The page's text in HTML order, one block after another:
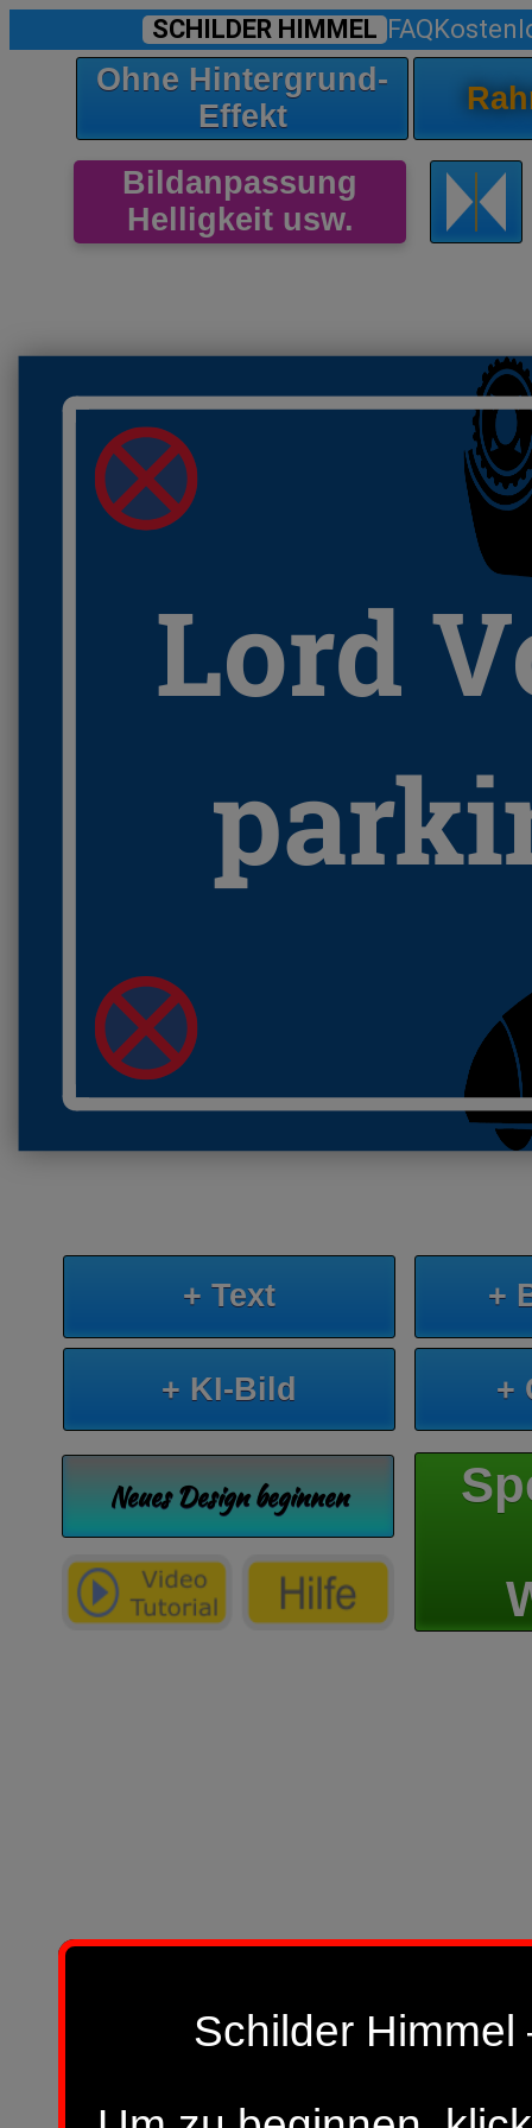
SCHILDER HIMMEL FAQ
Ohne Hintergrund-
Effekt
Bildanpassung
Helligkeit usw.
Lord
+ Text +
+ KI-Bild +
Neues Design beginnen
Schilder